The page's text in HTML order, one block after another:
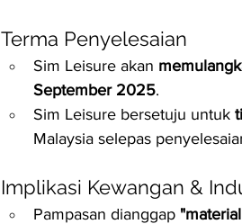
Terma Penyelesaian
Sim Leisure akan
September 2025.
Sim Leisure bersetuju untuk
Malaysia selepas
Implikasi Kewangan &
Pampasan dianggap